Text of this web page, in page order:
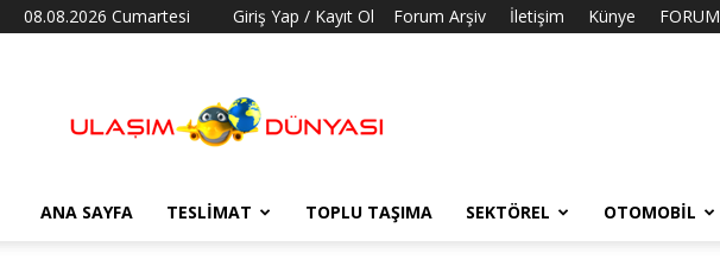
08.08.2026 Cumartesi Giriş Yap / Kayıt Ol Forum Arşiv İletişim Künye FORUM
Dünyası
ANA SAYFA TESLIMAT TOPLU TAŞIMA SEKTÖREL OTOMOBIL